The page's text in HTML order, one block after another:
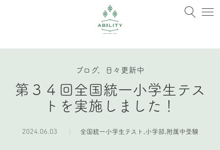
ブログ、日々更新中
第３４回全国統一小学生テス
トを実施しました！
2024.06.03 全国統一小学生テスト ,小学部 ,附属中受験